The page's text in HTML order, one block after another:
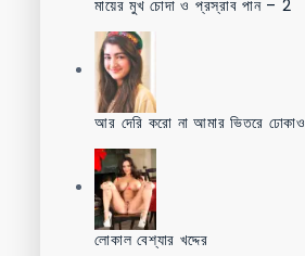
মায়ের মুখ চোদা ও প্রস্রাব পান – 2
আর দেরি করো না আমার ভিতরে ঢোকাও
লোকাল বেশ্যার খদ্দের